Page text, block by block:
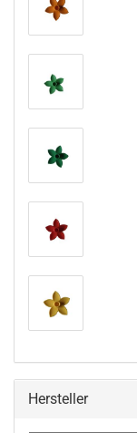
Hersteller